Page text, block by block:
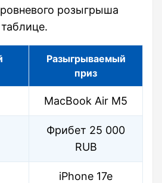
розыгрыша
Разыгрываемый
приз
MacBook Air M5
Фрибет 25 000
RUB
iPhone 17e